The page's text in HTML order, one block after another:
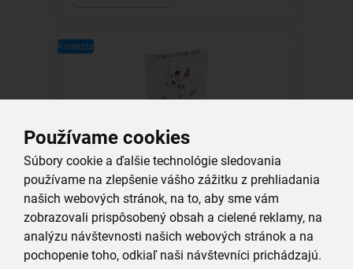
Používame cookies
Súbory cookie a ďalšie technológie sledovania
používame na zlepšenie vášho zážitku z prehliadania
našich webových stránok, na to, aby sme vám
zobrazovali prispôsobený obsah a cielené reklamy, na
analýzu návštevnosti našich webových stránok a na
pochopenie toho, odkiaľ naši návštevníci prichádzajú.
Kolekcia
Darčeková taška SNEHULIAK 32x12x26
cm
1,79 €
Vložiť do košíka
Kolekcia